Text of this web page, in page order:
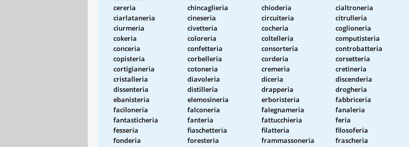
cereria
chincaglieria chioderia
cialtroneria
ciarlataneria
cineseria circuiteria
citrulleria
ciurmeria
civetteria cocheria
coglioneria
cokeria
coloreria coltelleria
computisteria
conceria
confetteria consorteria
controbatteria
copisteria
corbelleria corderia
corsetteria
cortigianeria
cotoneria cremeria
cretineria
cristalleria
diavoleria diceria
discenderia
dissenteria
distilleria drapperia
drogheria
ebanisteria
elemosineria erboristeria
fabbriceria
faciloneria
falconeria falegnameria
fanaleria
fantasticheria
fanteria fattucchieria
feria
fesseria
fiaschetteria filatteria
filosoferia
fonderia
foresteria frammassoneria
frascheria